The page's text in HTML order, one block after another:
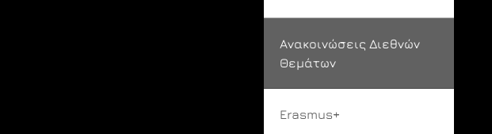
Ανακοινώσεις Διεθνών
Θεμάτων
Erasmus+